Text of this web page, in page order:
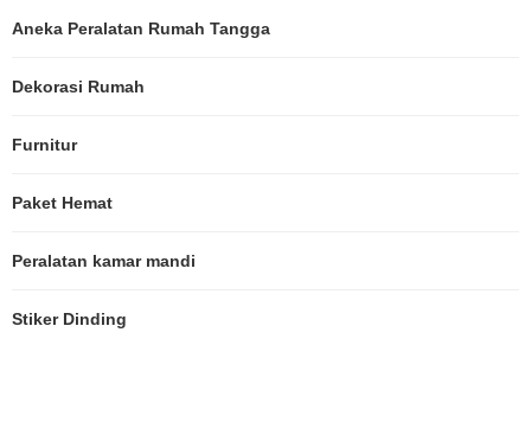
Aneka Peralatan Rumah Tangga
Dekorasi Rumah
Furnitur
Paket Hemat
Peralatan kamar mandi
Stiker Dinding